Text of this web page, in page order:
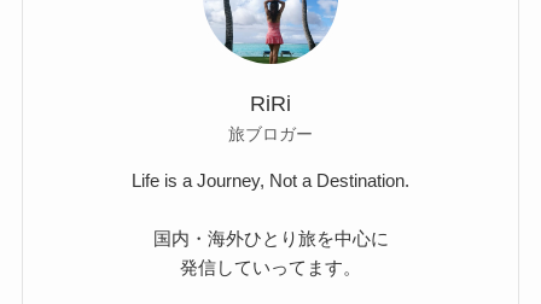
RiRi
旅ブロガー
Life is a Journey, Not a Destination.
国内・海外ひとり旅を中心に
発信していってます。